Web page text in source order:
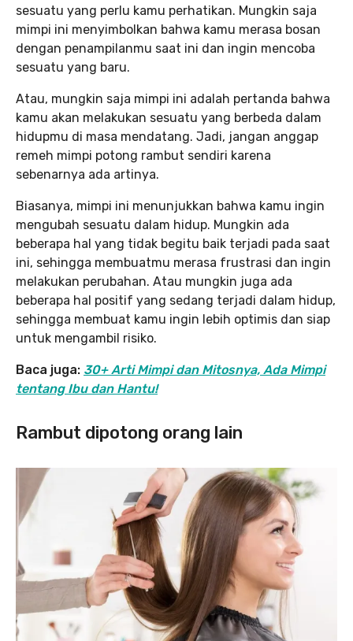
sesuatu yang perlu kamu perhatikan. Mungkin saja
mimpi ini menyimbolkan bahwa kamu merasa bosan
dengan penampilanmu saat ini dan ingin mencoba
sesuatu yang baru.
Atau, mungkin saja mimpi ini adalah pertanda bahwa
kamu akan melakukan sesuatu yang berbeda dalam
hidupmu di masa mendatang. Jadi, jangan anggap
remeh mimpi potong rambut sendiri karena
sebenarnya ada artinya.
Biasanya, mimpi ini menunjukkan bahwa kamu ingin
mengubah sesuatu dalam hidup. Mungkin ada
beberapa hal yang tidak begitu baik terjadi pada saat
ini, sehingga membuatmu merasa frustrasi dan ingin
melakukan perubahan. Atau mungkin juga ada
beberapa hal positif yang sedang terjadi dalam hidup,
sehingga membuat kamu ingin lebih optimis dan siap
untuk mengambil risiko.
Baca juga: 30+ Arti Mimpi dan Mitosnya, Ada Mimpi
tentang Ibu dan Hantu!
Rambut dipotong orang lain